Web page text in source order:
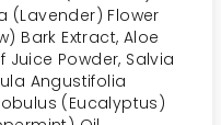
(Lavender) Flower
Bark Extract, Aloe
Powder, Salvia
Angustifolia
(Eucalyptus)